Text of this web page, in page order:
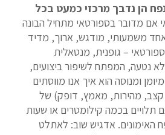
הן נדבך מרכזי כמעט בכל
אם מדובר בספורטאי מתחיל הבונה
אחד משמעותי, מודגש, ארוך, מדיד
– גופנית, מנטאלית
נטעה, המפתח לשיפור ביצועים,
ומנוסה הוא איך אנו מווסתים
מהירות, מאמץ, דופק) של
תלויים בכמה קילומטרים או שעות
האימונים. אדגיש שוב: לאתלט